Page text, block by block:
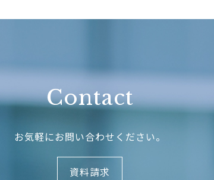
Contact
お気軽にお問い合わせください。
資料請求